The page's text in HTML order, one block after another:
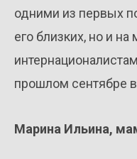
одними из первых
его близких, но и
прошлом сентябре
Марина Ильина,